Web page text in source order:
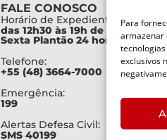
Para
armazenar
exclusivos
FALE CONOSCO
Horário de Expediente:
das 12h30 às 19h de Segunda a
Sexta Plantão 24 horas
Telefone:
+55 (48) 3664-7000
Emergência:
199
Alertas Defesa Civil:
SMS 40199